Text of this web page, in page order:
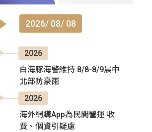
2026/ 08/ 08
2026
白海豚海警維持 8/8-8/9晨中
北部防豪雨
2026
海外網購App為民間營運 收
費、個資引疑慮